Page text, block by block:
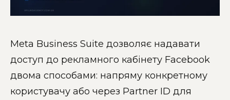
Meta Business Suite дозволяє надавати
доступ до рекламного кабінету Facebook
двома способами: напряму конкретному
користувачу або через Partner ID для